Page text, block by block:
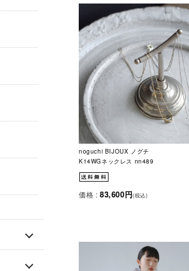
noguchi BIJOUX ノグチ
K14WGネックレス nn489
価格 : 83,600円(税込)